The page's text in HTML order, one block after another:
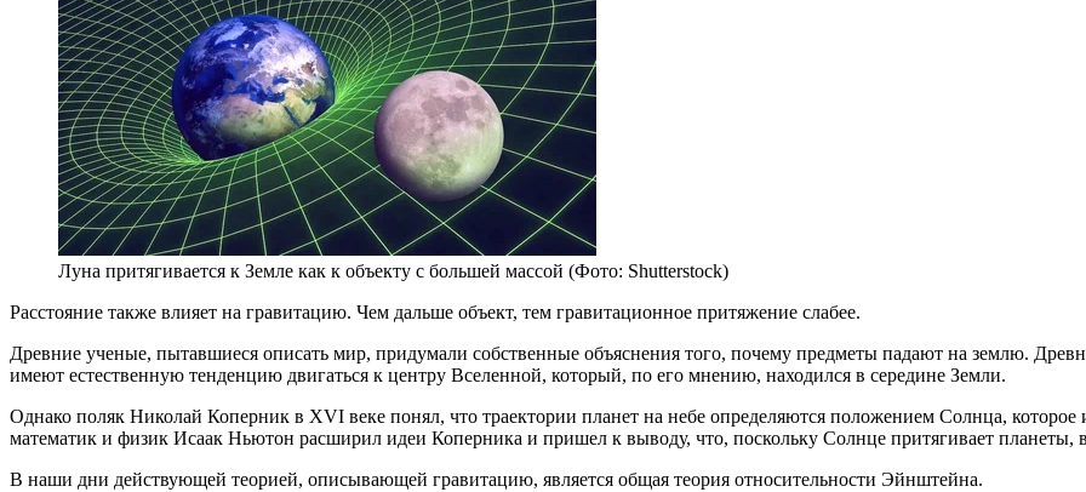
Луна притягивается к Земле как к объекту с большей массой (Фото: Shutterstock)
Расстояние также влияет на гравитацию. Чем дальше объект, тем гравитационное притяжение слабее.
Древние ученые, пытавшиеся описать мир, придумали собственные объяснения того, почему предметы падают на землю.
имеют естественную тенденцию двигаться к центру Вселенной, который, по его мнению, находился в середине Земли.
Однако поляк Николай Коперник в XVI веке понял, что траектории планет на небе определяются положением Солнца,
математик и физик Исаак Ньютон расширил идеи Коперника и пришел к выводу, что, поскольку Солнце притягивает планеты,
В наши дни действующей теорией, описывающей гравитацию, является общая теория относительности Эйнштейна.